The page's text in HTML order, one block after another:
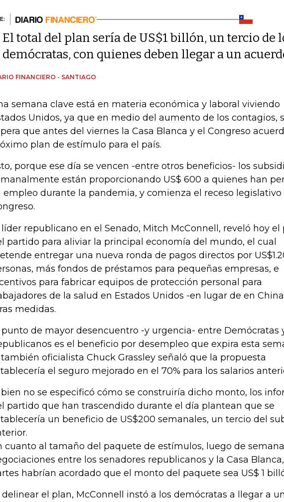
El total del plan sería de US$1 billón, un tercio de
demócratas, con quienes deben llegar a un
FINANCIERO - SANTIAGO
semana clave está en materia económica y laboral viviendo
Unidos, ya que en medio del aumento de los contagios,
que antes del viernes la Casa Blanca y el Congreso
plan de estímulo para el país.
porque ese día se vencen -entre otros beneficios- los
están proporcionando US$ 600 a quienes han
empleo durante la pandemia, y comienza el receso legislativo
líder republicano en el Senado, Mitch McConnell, reveló hoy el
partido para aliviar la principal economía del mundo, el cual
entregar una nueva ronda de pagos directos por
más fondos de préstamos para pequeñas empresas, e
para fabricar equipos de protección personal para
de la salud en Estados Unidos -en lugar de en
medidas.
punto de mayor desencuentro -y urgencia- entre Demócratas
es el beneficio por desempleo que expira esta
oficialista Chuck Grassley señaló que la propuesta
el seguro mejorado en el 70% para los salarios
bien no se especificó cómo se construiría dicho monto, los
partido que han trascendido durante el día plantean que se
un beneficio de US$200 semanales, un tercio del
cuanto al tamaño del paquete de estímulos, luego de
entre los senadores republicanos y la Casa
habrían acordado que el monto del paquete sea US$ 1
delinear el plan, McConnell instó a los demócratas a llegar a un